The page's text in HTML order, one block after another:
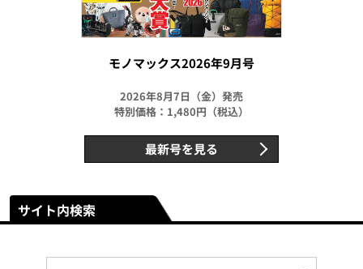
モノマックス2026年9月号
2026年8月7日（金）発売
特別価格：1,480円（税込）
最新号を見る
サイト内検索